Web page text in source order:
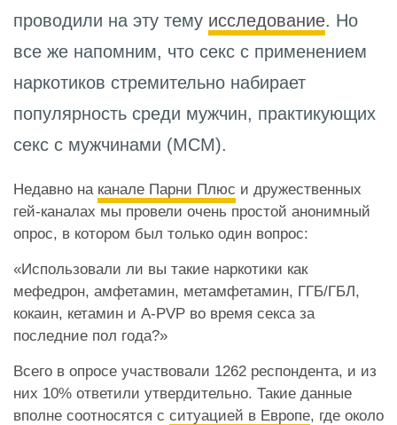
проводили на эту тему исследование. Но
все же напомним, что секс с применением
наркотиков стремительно набирает
популярность среди мужчин, практикующих
секс с мужчинами (МСМ).
Недавно на канале Парни Плюс и дружественных
гей-каналах мы провели очень простой анонимный
опрос, в котором был только один вопрос:
«Использовали ли вы такие наркотики как
мефедрон, амфетамин, метамфетамин, ГГБ/ГБЛ,
кокаин, кетамин и A-PVP во время секса за
последние пол года?»
Всего в опросе участвовали 1262 респондента, и из
них 10% ответили утвердительно. Такие данные
вполне соотносятся с ситуацией в Европе, где около